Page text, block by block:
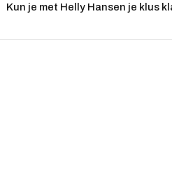
Kun je met Helly Hansen je klus